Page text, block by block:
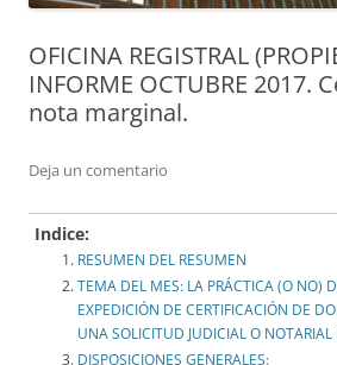
OFICINA REGISTRAL
INFORME OCTUBRE 2017.
nota marginal.
Deja un comentario
Indice:
RESUMEN DEL RESUMEN
TEMA DEL MES: LA PRÁCTICA (O NO)
EXPEDICIÓN DE CERTIFICACIÓN DE
UNA SOLICITUD JUDICIAL O NOTARIAL
DISPOSICIONES GENERALES: